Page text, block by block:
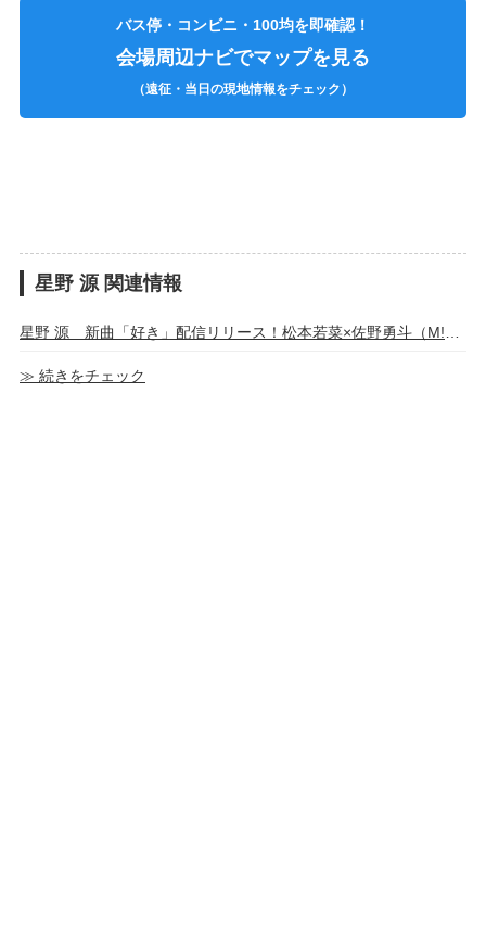
バス停・コンビニ・100均を即確認！
会場周辺ナビでマップを見る
（遠征・当日の現地情報をチェック）
星野 源 関連情報
≫ 続きをチェック